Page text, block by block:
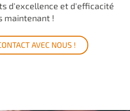
d'excellence et d'efficacité
maintenant !
AVEC NOUS !